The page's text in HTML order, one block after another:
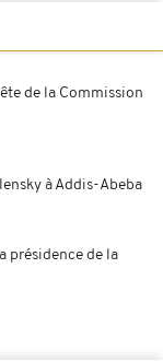
de la Commission
à Addis-Abeba
présidence de la